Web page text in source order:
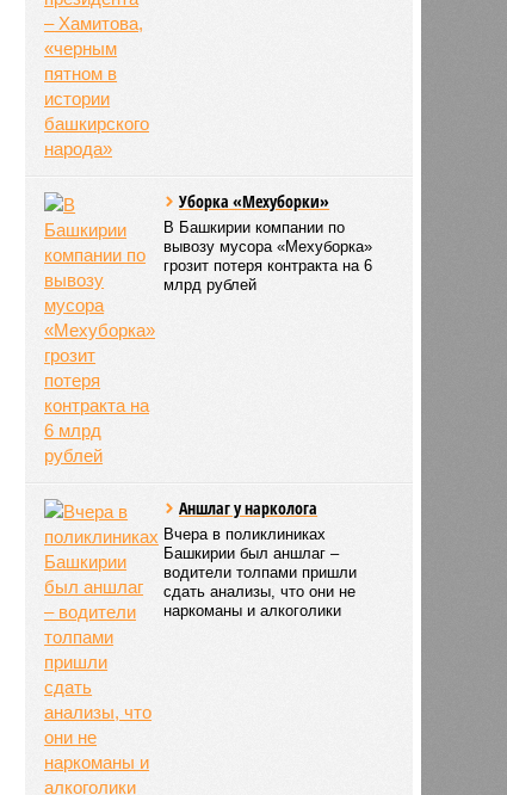
Уборка «Мехуборки»
В Башкирии компании по
вывозу мусора «Мехуборка»
грозит потеря контракта на 6
млрд рублей
Аншлаг у нарколога
Вчера в поликлиниках
Башкирии был аншлаг –
водители толпами пришли
сдать анализы, что они не
наркоманы и алкоголики